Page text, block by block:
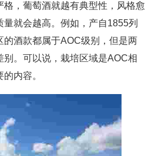
，葡萄酒就越有典型性，风格愈
就会越高。例如，产自1855列
的酒款都属于AOC级别，但是两
。可以说，栽培区域是AOC相
内容。